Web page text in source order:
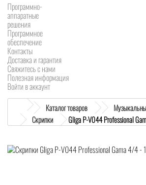
Программно-
аппаратные
решения
Программное
обеспечение
Контакты
Доставка и гарантия
Свяжитесь с нами
Полезная информация
Войти в аккаунт
Каталог товаров
Скрипки
Gliga P-V044 Professional